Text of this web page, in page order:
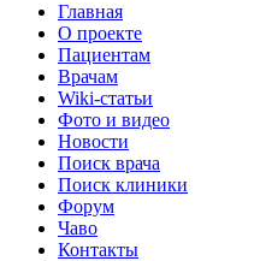
Главная
О проекте
Пациентам
Врачам
Wiki-статьи
Фото и видео
Новости
Поиск врача
Поиск клиники
Форум
Чаво
Контакты